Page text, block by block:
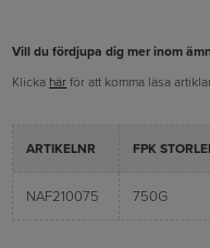
Vill du fördjupa dig mer inom
Klicka härför att komma läsa
ARTIKELNR FPK
NAF210075 750G